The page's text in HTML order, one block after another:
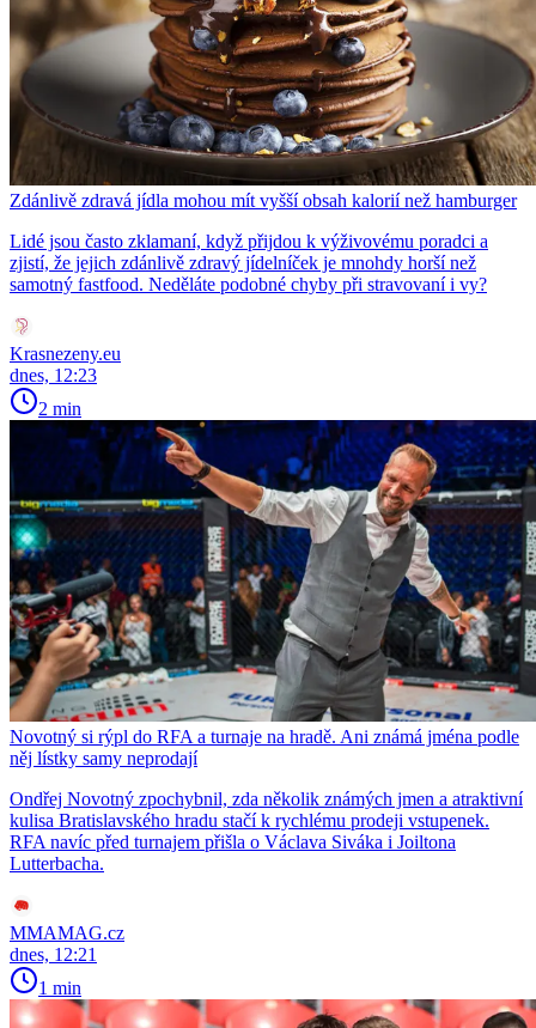
Zdánlivě zdravá jídla mohou mít vyšší obsah kalorií než hamburger
Lidé jsou často zklamaní, když přijdou k výživovému poradci a
zjistí, že jejich zdánlivě zdravý jídelníček je mnohdy horší než
samotný fastfood. Neděláte podobné chyby při stravovaní i vy?
Krasnezeny.eu
dnes, 12:23
2 min
Novotný si rýpl do RFA a turnaje na hradě. Ani známá jména podle
něj lístky samy neprodají
Ondřej Novotný zpochybnil, zda několik známých jmen a atraktivní
kulisa Bratislavského hradu stačí k rychlému prodeji vstupenek.
RFA navíc před turnajem přišla o Václava Siváka i Joiltona
Lutterbacha.
MMAMAG.cz
dnes, 12:21
1 min